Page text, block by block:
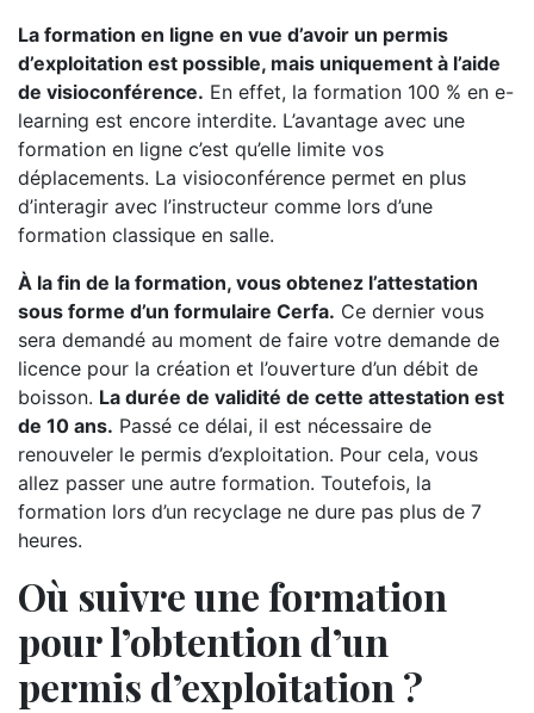
La formation en ligne en vue d’avoir un permis
d’exploitation est possible, mais uniquement à l’aide
de visioconférence. En effet, la formation 100 % en e-
learning est encore interdite. L’avantage avec une
formation en ligne c’est qu’elle limite vos
déplacements. La visioconférence permet en plus
d’interagir avec l’instructeur comme lors d’une
formation classique en salle.
À la fin de la formation, vous obtenez l’attestation
sous forme d’un formulaire Cerfa. Ce dernier vous
sera demandé au moment de faire votre demande de
licence pour la création et l’ouverture d’un débit de
boisson. La durée de validité de cette attestation est
de 10 ans. Passé ce délai, il est nécessaire de
renouveler le permis d’exploitation. Pour cela, vous
allez passer une autre formation. Toutefois, la
formation lors d’un recyclage ne dure pas plus de 7
heures.
Où suivre une formation
pour l’obtention d’un
permis d’exploitation ?